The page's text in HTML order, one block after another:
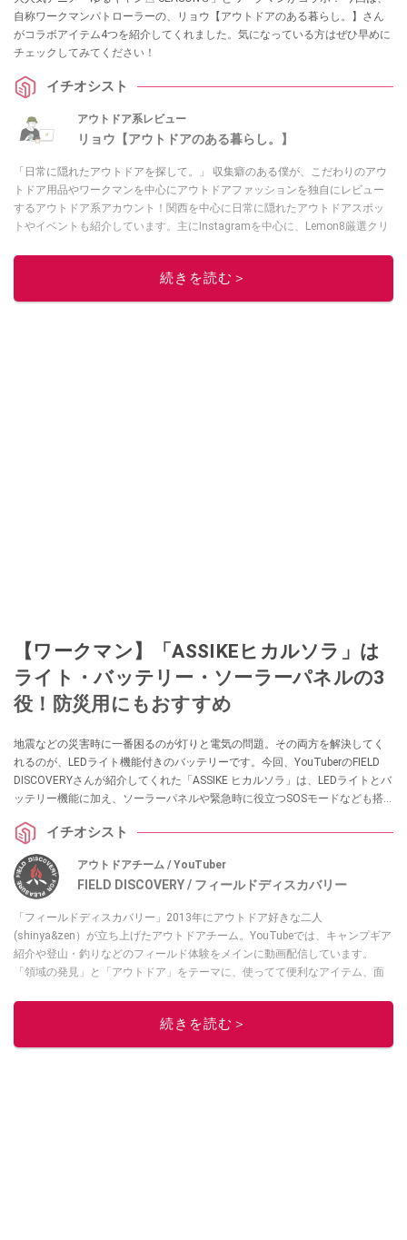
自称ワークマンパトローラーの、リョウ【アウトドアのある暮らし。】さん
がコラボアイテム4つを紹介してくれました。気になっている方はぜひ早めに
チェックしてみてください！
イチオシスト
アウトドア系レビュー
リョウ【アウトドアのある暮らし。】
「日常に隠れたアウトドアを探して。」 収集癖のある僕が、こだわりのアウ
トドア用品やワークマンを中心にアウトドアファッションを独自にレビュー
するアウトドア系アカウント！関西を中心に日常に隠れたアウトドアスポッ
トやイベントも紹介しています。主にInstagramを中心に、Lemon8厳選クリ
しています！
続きを読む＞
【ワークマン】「ASSIKEヒカルソラ」は
ライト・バッテリー・ソーラーパネルの3
役！防災用にもおすすめ
地震などの災害時に一番困るのが灯りと電気の問題。その両方を解決してく
れるのが、LEDライト機能付きのバッテリーです。今回、YouTuberのFIELD
DISCOVERYさんが紹介してくれた「ASSIKE ヒカルソラ」は、LEDライトとバ
ッテリー機能に加え、ソーラーパネルや緊急時に役立つSOSモードなども搭
イチオシスト
アウトドアチーム / YouTuber
FIELD DISCOVERY / フィールドディスカバリー
「フィールドディスカバリー」2013年にアウトドア好きな二人
(shinya&zen）が立ち上げたアウトドアチーム。YouTubeでは、キャンプギア
紹介や登山・釣りなどのフィールド体験をメインに動画配信しています。
「領域の発見」と「アウトドア」をテーマに、使ってて便利なアイテム、面
・YouTubeチャンネルは
続きを読む＞